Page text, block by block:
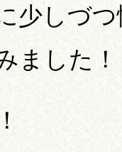
少しづ
ました！